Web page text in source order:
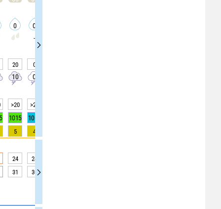
0 0
-
20 0
10 0
>20 >20
1015 1014
5 4
24 24
31 30